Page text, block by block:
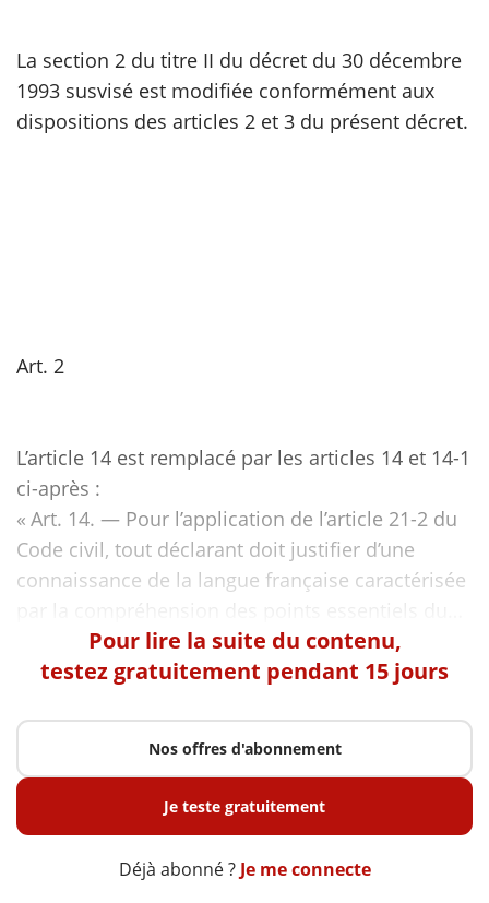
La section 2 du titre II du décret du 30 décembre
1993 susvisé est modifiée conformément aux
dispositions des articles 2 et 3 du présent décret.
Art. 2
L’article 14 est remplacé par les articles 14 et 14-1
ci-après :
« Art. 14. — Pour l’application de l’article 21-2 du
Code civil, tout déclarant doit justifier d’une
connaissance de la langue française caractérisée
Pour lire la suite du contenu,
testez gratuitement pendant 15 jours
Nos offres d'abonnement
Je teste gratuitement
Déjà abonné ? Je me connecte